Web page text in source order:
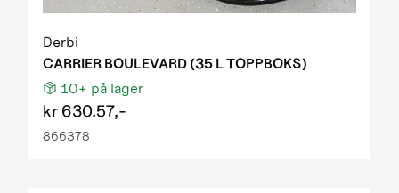
Derbi
CARRIER BOULEVARD (35 L TOPPBOKS)
10+ på lager
kr 630.57,-
866378